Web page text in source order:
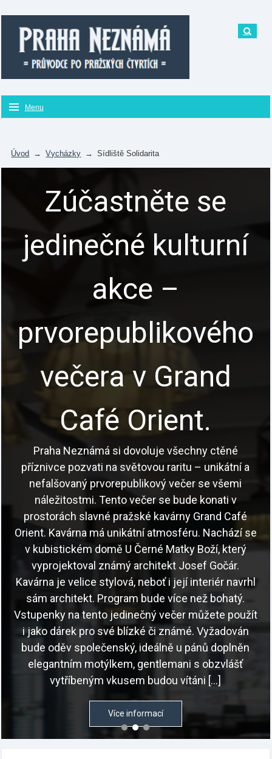
Menu
Úvod → Vycházky → Sídliště Solidarita
Zúčastněte se
jedinečné kulturní
akce –
prvorepublikového
večera v Grand
Café Orient.
Praha Neznámá si dovoluje všechny ctěné
příznivce pozvati na světovou raritu – unikátní a
nefalšovaný prvorepublikový večer se všemi
náležitostmi. Tento večer se bude konati v
prostorách slavné pražské kavárny Grand Café
Orient. Kavárna má unikátní atmosféru. Nachází se
v kubistickém domě U Černé Matky Boží, který
vyprojektoval známý architekt Josef Gočár.
Kavárna je velice stylová, neboť i její interiér navrhl
sám architekt. Program bude více než bohatý.
Vstupenky na tento jedinečný večer můžete použít
i jako dárek pro své blízké či známé. Vyžadován
bude oděv společenský, ideálně u pánů doplněn
elegantním motýlkem, gentlemani s obzvlášť
vytříbeným vkusem budou vítáni […]
Více informací